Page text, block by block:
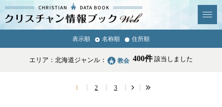
情報ブックとは
News & Topics
表示順 名称順 住所順
エリア：北海道ジャンル： 教会 400件該当しました
1 2 3